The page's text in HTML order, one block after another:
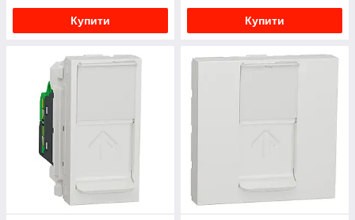
Купити Купити